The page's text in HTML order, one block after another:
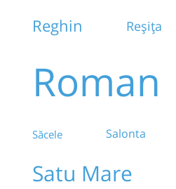
Reghin Reșița
Roman
Săcele Salonta
Satu Mare